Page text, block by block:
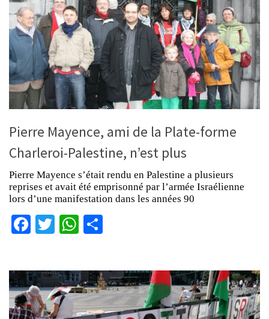
Pierre Mayence, ami de la Plate-forme
Charleroi-Palestine, n’est plus
Pierre Mayence s’était rendu en Palestine a plusieurs
reprises et avait été emprisonné par l’armée Israélienne
lors d’une manifestation dans les années 90
Facebook
TwitterWhatsApp